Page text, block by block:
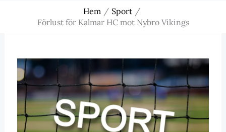
Hem
Sport
Förlust för Kalmar HC mot Nybro Vikings